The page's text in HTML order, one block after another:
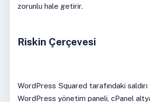
zorunlu hale getirir.
Riskin Çerçevesi
WordPress Squared tarafındaki saldırı
WordPress yönetim paneli, cPanel